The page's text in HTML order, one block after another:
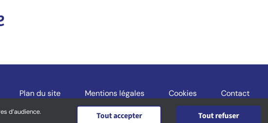
Plan du site Mentions légales Cookies Contact
d’audience.
Tout accepter Tout refuser